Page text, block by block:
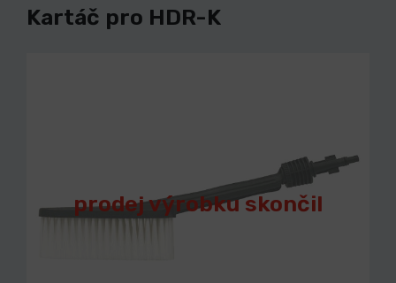
Kartáč pro HDR-K
prodej výrobku skončil